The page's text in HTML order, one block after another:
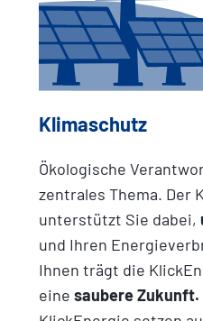
Klimaschutz
Ökologische
zentrales Thema. Der
unterstützt Sie dabei,
und Ihren
Ihnen trägt die
eine saubereZukunft.